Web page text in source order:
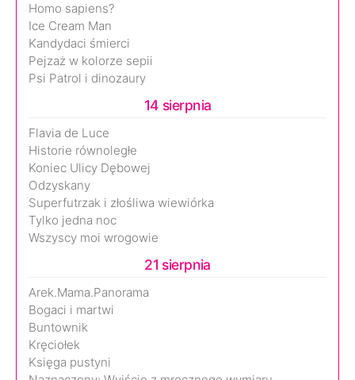
Homo sapiens?
Ice Cream Man
Kandydaci śmierci
Pejzaż w kolorze sepii
Psi Patrol i dinozaury
14 sierpnia
Flavia de Luce
Historie równoległe
Koniec Ulicy Dębowej
Odzyskany
Superfutrzak i złośliwa wiewiórka
Tylko jedna noc
Wszyscy moi wrogowie
21 sierpnia
Arek.Mama.Panorama
Bogaci i martwi
Buntownik
Kręciołek
Księga pustyni